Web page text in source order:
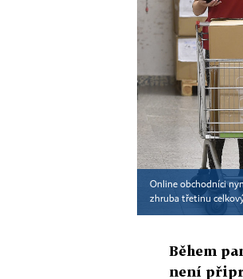
Online obchodníci
zhruba třetinu
Během
není